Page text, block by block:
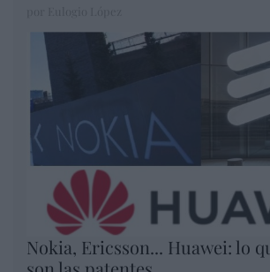
Nokia, Ericsson... Huawei: lo